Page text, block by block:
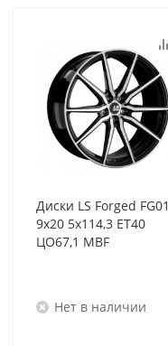
Диски LS Forged FG01
9x20 5x114,3 ET40
ЦО67,1 MBF
Нет в наличии